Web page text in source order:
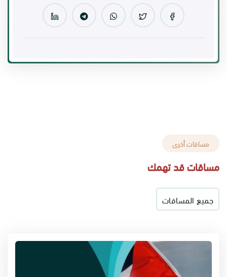
مساقات أخرى
مساقات قد تهمك
جميع المساقات